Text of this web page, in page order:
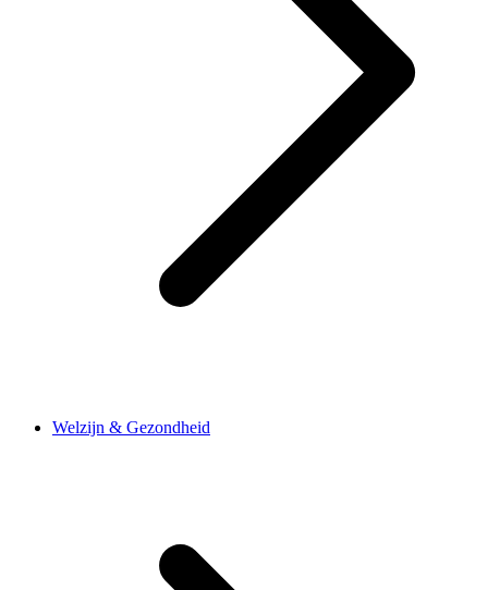
Welzijn & Gezondheid